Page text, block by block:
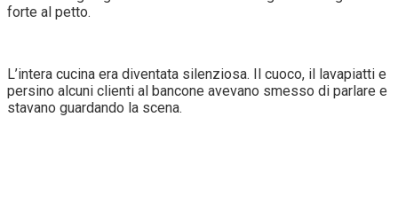
forte al petto.
L’intera cucina era diventata silenziosa. Il cuoco, il lavapiatti e
persino alcuni clienti al bancone avevano smesso di parlare e
stavano guardando la scena.